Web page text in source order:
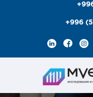
+996